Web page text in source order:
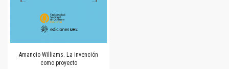
Amancio Williams. La invención
como proyecto